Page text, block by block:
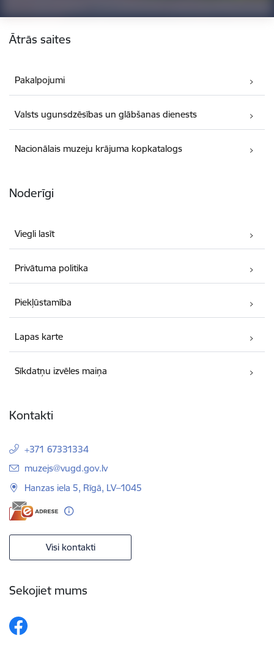
Ātrās saites
Pakalpojumi
Valsts ugunsdzēsības un glābšanas dienests
Nacionālais muzeju krājuma kopkatalogs
Noderīgi
Viegli lasīt
Privātuma politika
Piekļūstamība
Lapas karte
Sīkdatņu izvēles maiņa
Kontakti
+371 67331334
E-pasts:
muzejs@vugd.gov.lv
Hanzas iela 5, Rīgā, LV–1045
Visi kontakti
Sekojiet mums